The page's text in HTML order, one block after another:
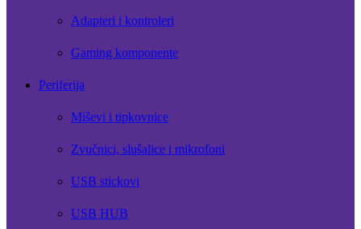
Adapteri i kontroleri
Gaming komponente
Periferija
Miševi i tipkovnice
Zvučnici, slušalice i mikrofoni
USB stickovi
USB HUB